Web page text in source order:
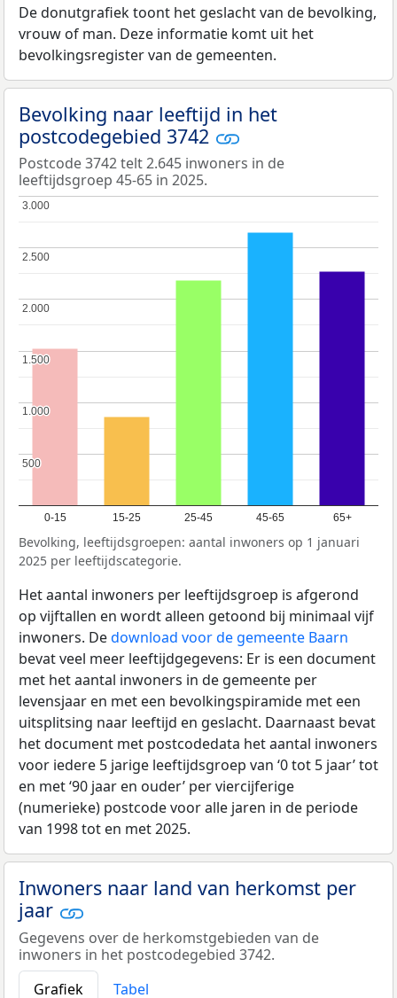
De donutgrafiek toont het geslacht van de bevolking,
vrouw of man. Deze informatie komt uit het
bevolkingsregister van de gemeenten.
Bevolking naar leeftijd in het
postcodegebied 3742
Postcode 3742 telt 2.645 inwoners in de
leeftijdsgroep 45-65 in 2025.
0-15 15-25 25-45 45-65 65+
500
500
1.000
1.000
1.500
1.500
2.000
2.000
2.500
2.500
3.000
3.000
Bevolking, leeftijdsgroepen: aantal inwoners op 1 januari
2025 per leeftijdscategorie.
Het aantal inwoners per leeftijdsgroep is afgerond
op vijftallen en wordt alleen getoond bij minimaal vijf
inwoners. Dedownload voor de gemeente Baarn
bevat veel meer leeftijdgegevens: Er is een document
met het aantal inwoners in de gemeente per
levensjaar en met een bevolkingspiramide met een
uitsplitsing naar leeftijd en geslacht. Daarnaast bevat
het document met postcodedata het aantal inwoners
voor iedere 5 jarige leeftijdsgroep van ‘0 tot 5 jaar’ tot
en met ‘90 jaar en ouder’ per viercijferige
(numerieke) postcode voor alle jaren in de periode
van 1998 tot en met 2025.
Inwoners naar land van herkomst per
jaar
Gegevens over de herkomstgebieden van de
inwoners in het postcodegebied 3742.
Grafiek
Tabel